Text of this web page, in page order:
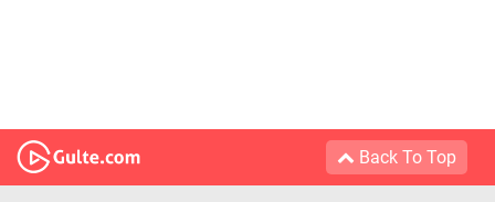
Back To Top